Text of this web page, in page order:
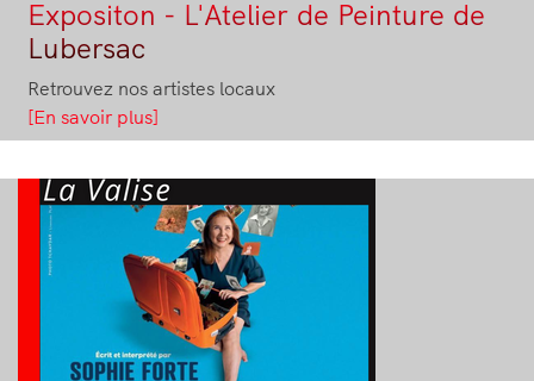
Du 15 au 21 août 2026
Expositon - L'Atelier de Peinture de
Lubersac
Retrouvez nos artistes locaux
Image